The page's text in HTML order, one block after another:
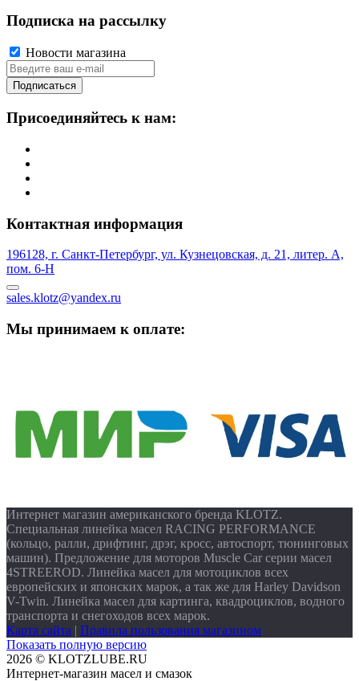
Подписка на рассылку
Новости магазина
Подписаться
Присоединяйтесь к нам:
Контактная информация
196128, г. Санкт-Петербург, ул. Кузнецовская, д. 21, литер. А,
пом. 6-Н
sales.klotz@yandex.ru
Мы принимаем к оплате:
Интернет магазин американского бренда KLOTZ.
Специальная линейка масел RACING PERFORMANCE
(кольцо, ралли, дрифтинг, дрэг, кросс, автоспорт, тюнинговых
машин). Предложение для моторов Muscle Car серии масел
4STREEROD. Линейка масел для мотоциклов всех
европейских и японских марок, а так же для Harley Davidson
V-Twin. Линейка масел для картинга, квадроциклов, водного
транспорта и снегоходов всех марок.
Карта сайта | Правила пользования магазином
Показать полную версию
2026 © KLOTZLUBE.RU
Интернет-магазин масел и смазок